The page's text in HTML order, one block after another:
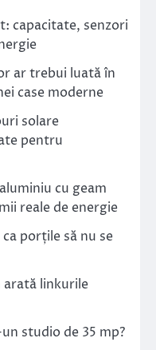
capacitate, senzori
ar trebui luată în
case moderne
solare
pentru
cu geam
reale de energie
porțile să nu se
arată linkurile
studio de 35 mp?